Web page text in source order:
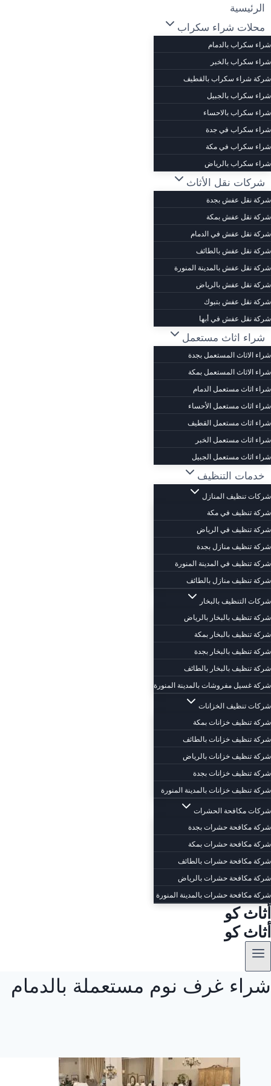
التجاوز
المحتوى
الرئيسية
محلات شراء سكراب
شراء سكراب بالدمام
شراء سكراب بالخبر
شركة شراء سكراب بالقطيف
شراء سكراب بالجبيل
شراء سكراب بالاحساء
شراء سكراب في جدة
شراء سكراب في مكة
شراء سكراب بالرياض
شركات نقل الأثاث
شركة نقل عفش بجدة
شركة نقل عفش بمكة
شركة نقل عفش في الدمام
شركة نقل عفش بالطائف
شركة نقل عفش بالمدينة المنورة
شركة نقل عفش بالرياض
شركة نقل عفش بتبوك
شركة نقل عفش في أبها
شراء اثاث مستعمل
شراء الاثاث المستعمل بجدة
شراء الاثاث المستعمل بمكة
شراء اثاث مستعمل الدمام
شراء اثاث مستعمل الأحساء
شراء اثاث مستعمل القطيف
شراء اثاث مستعمل الخبر
شراء اثاث مستعمل الجبيل
خدمات التنظيف
شركات تنظيف المنازل
شركة تنظيف في مكة
شركة تنظيف في الرياض
شركة تنظيف منازل بجدة
شركة تنظيف في المدينة المنورة
شركة تنظيف منازل بالطائف
شركات التنظيف بالبخار
شركة تنظيف بالبخار بالرياض
شركة تنظيف بالبخار بمكة
شركة تنظيف بالبخار بجدة
شركة تنظيف بالبخار بالطائف
شركة غسيل مفروشات بالمدينة المنورة
شركات تنظيف الخزانات
شركة تنظيف خزانات بمكة
شركة تنظيف خزانات بالطائف
شركة تنظيف خزانات بالرياض
شركة تنظيف خزانات بجدة
شركة تنظيف خزانات بالمدينة المنورة
شركات مكافحة الحشرات
شركة مكافحة حشرات بجدة
شركة مكافحة حشرات بمكة
شركة مكافحة حشرات بالطائف
شركة مكافحة حشرات بالرياض
شركة مكافحة حشرات بالمدينة المنورة
أثاث كو
أثاث كو
شراء غرف نوم مستعملة بالدمام